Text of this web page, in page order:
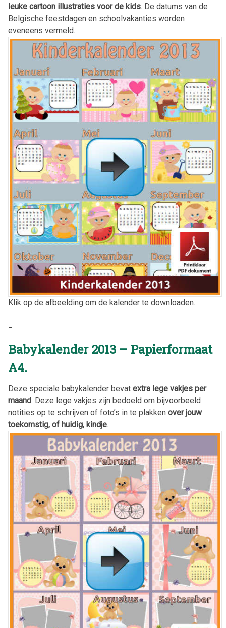
leuke cartoon illustraties voor de kids. De datums van de
Belgische feestdagen en schoolvakanties worden
eveneens vermeld.
Klik op de afbeelding om de kalender te downloaden.
Babykalender 2013 – Papierformaat
A4.
Deze speciale babykalender bevat extra lege vakjes per
maand. Deze lege vakjes zijn bedoeld om bijvoorbeeld
notities op te schrijven of foto’s in te plakken over jouw
toekomstig, of huidig, kindje.